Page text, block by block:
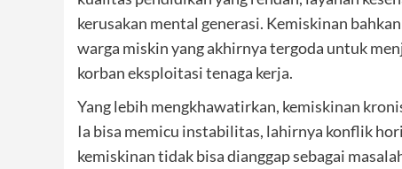
kerusakan mental generasi. Kemiskinan
warga miskin yang akhirnya tergoda untuk
korban eksploitasi tenaga kerja.
Yang lebih mengkhawatirkan, kemiskinan
Ia bisa memicu instabilitas, lahirnya konflik
kemiskinan tidak bisa dianggap sebagai